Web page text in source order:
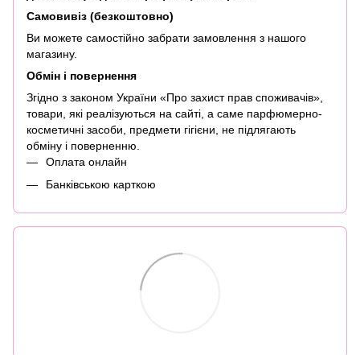
Самовивіз (безкоштовно)
Ви можете самостійно забрати замовлення з нашого
магазину.
Обмін і повернення
Згідно з законом України «Про захист прав споживачів»,
товари, які реалізуються на сайті, а саме парфюмерно-
косметичні засоби, предмети гігієни, не підлягають
обміну і поверненню.
Оплата онлайн
Банківською карткою